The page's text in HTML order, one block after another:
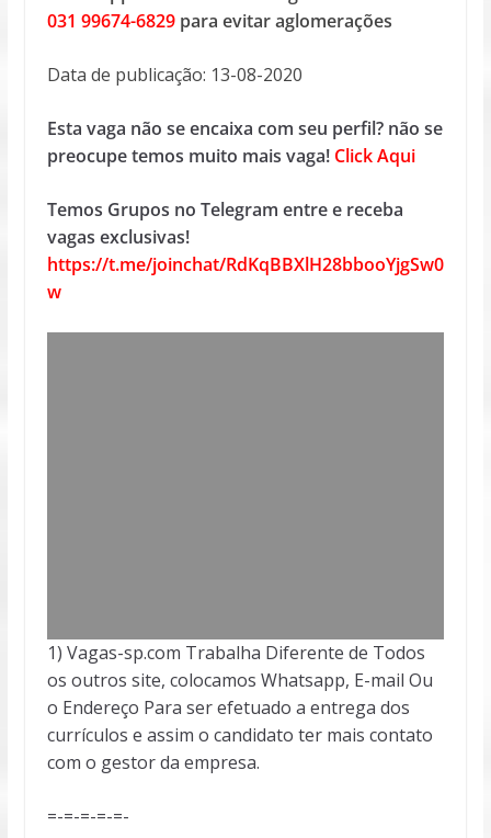
031 99674-6829para evitar aglomerações
Data de publicação: 13-08-2020
Esta vaga não se encaixa com seu perfil? não se
preocupe temos muito mais vaga! Click Aqui
Temos Grupos no Telegram entre e receba
vagas exclusivas!
https://t.me/joinchat/RdKqBBXlH28bbooYjgSw0
w
1) Vagas-sp.com Trabalha Diferente de Todos
os outros site, colocamos Whatsapp, E-mail Ou
o Endereço Para ser efetuado a entrega dos
currículos e assim o candidato ter mais contato
com o gestor da empresa.
=-=-=-=-=-